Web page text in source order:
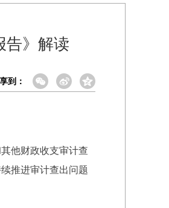
告》解读
到：
他财政收支审计查
推进审计查出问题